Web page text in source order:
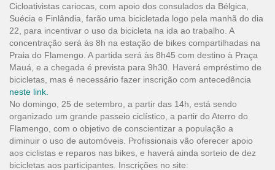
Cicloativistas cariocas, com apoio dos consulados da Bélgica,
Suécia e Finlândia, farão uma bicicletada logo pela manhã do dia
22, para incentivar o uso da bicicleta na ida ao trabalho. A
concentração será às 8h na estação de bikes compartilhadas na
Praia do Flamengo. A partida será às 8h45 com destino à Praça
Mauá, e a chegada é prevista para 9h30. Haverá empréstimo de
bicicletas, mas é necessário fazer inscrição com antecedência
neste link.
No domingo, 25 de setembro, a partir das 14h, está sendo
organizado um grande passeio ciclístico, a partir do Aterro do
Flamengo, com o objetivo de conscientizar a população a
diminuir o uso de automóveis. Profissionais vão oferecer apoio
aos ciclistas e reparos nas bikes, e haverá ainda sorteio de dez
bicicletas aos participantes. Inscrições no site: